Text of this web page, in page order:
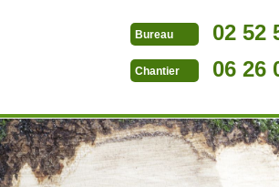
Bureau 02 52
Chantier 06 26